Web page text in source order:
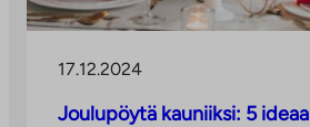
17.12.2024
Joulupöytä kauniiksi: 5 ideaa